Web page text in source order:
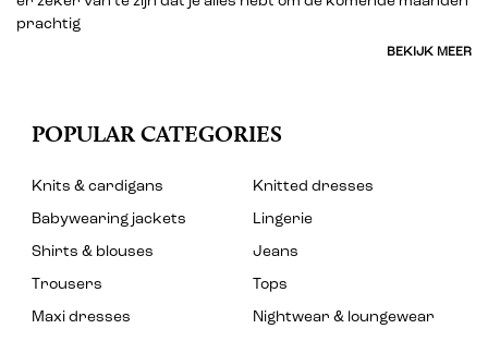
prachtig
BEKIJK MEER
POPULAR CATEGORIES
Knits & cardigans
Knitted dresses
Babywearing jackets
Lingerie
Shirts & blouses
Jeans
Trousers
Tops
Maxi dresses
Nightwear & loungewear